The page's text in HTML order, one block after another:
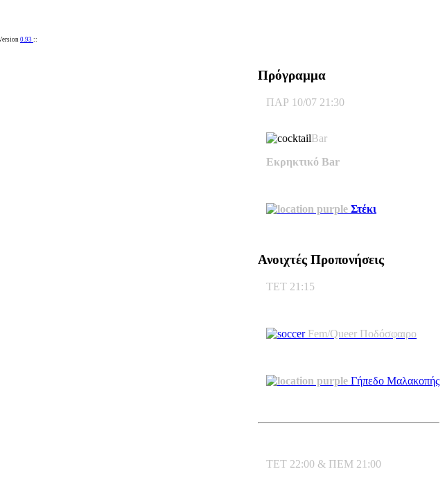
0.93 ::
Πρόγραμμα
ΠΑΡ 10/07 21:30
Bar
Εκρηκτικό Bar
Στέκι
Ανοιχτές Προπονήσεις
ΤΕΤ 21:15
Fem/Queer Ποδόσφαιρο
Γήπεδο Μαλακοπής
ΤΕΤ 22:00 & ΠΕΜ 21:00